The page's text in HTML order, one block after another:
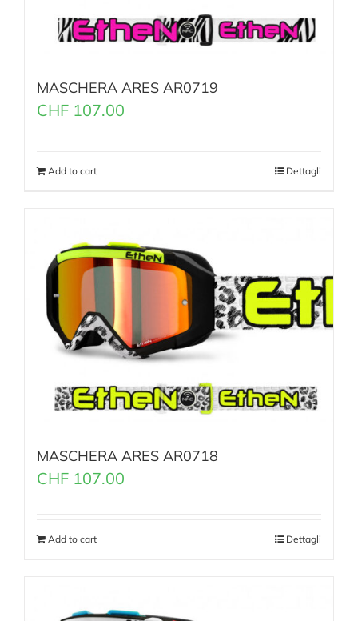
MASCHERA ARES AR0719
CHF 107.00
Add to cart Dettagli
MASCHERA ARES AR0718
CHF 107.00
Add to cart Dettagli